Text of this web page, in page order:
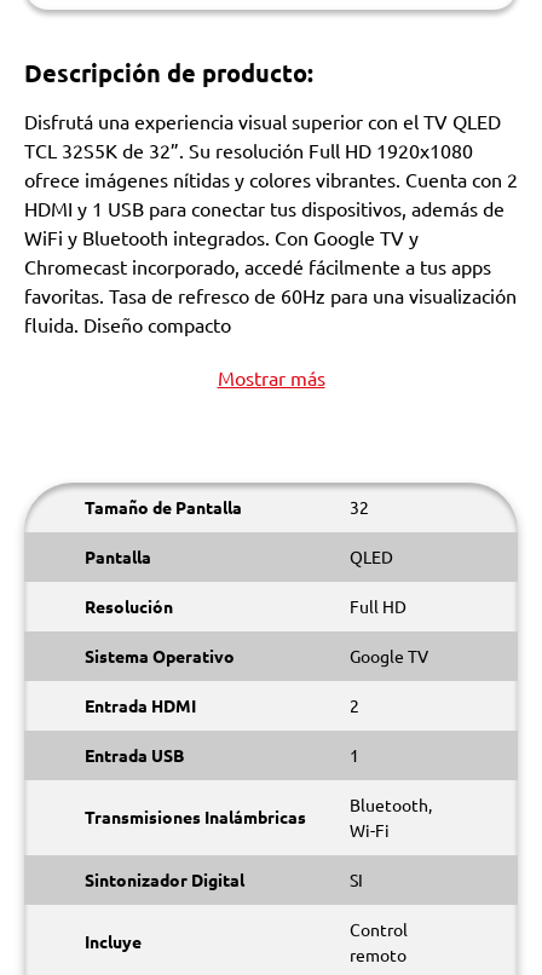
Descripción de producto:
Disfrutá una experiencia visual superior con el TV QLED
TCL 32S5K de 32”. Su resolución Full HD 1920x1080
ofrece imágenes nítidas y colores vibrantes. Cuenta con 2
HDMI y 1 USB para conectar tus dispositivos, además de
WiFi y Bluetooth integrados. Con Google TV y
Chromecast incorporado, accedé fácilmente a tus apps
favoritas. Tasa de refresco de 60Hz para una visualización
fluida. Diseño compacto
Mostrar más
Tamaño de Pantalla 32
Pantalla QLED
Resolución Full HD
Sistema Operativo Google TV
Entrada HDMI 2
Entrada USB 1
Transmisiones Inalámbricas
Bluetooth,
Wi-Fi
Sintonizador Digital SI
Incluye
Control
remoto